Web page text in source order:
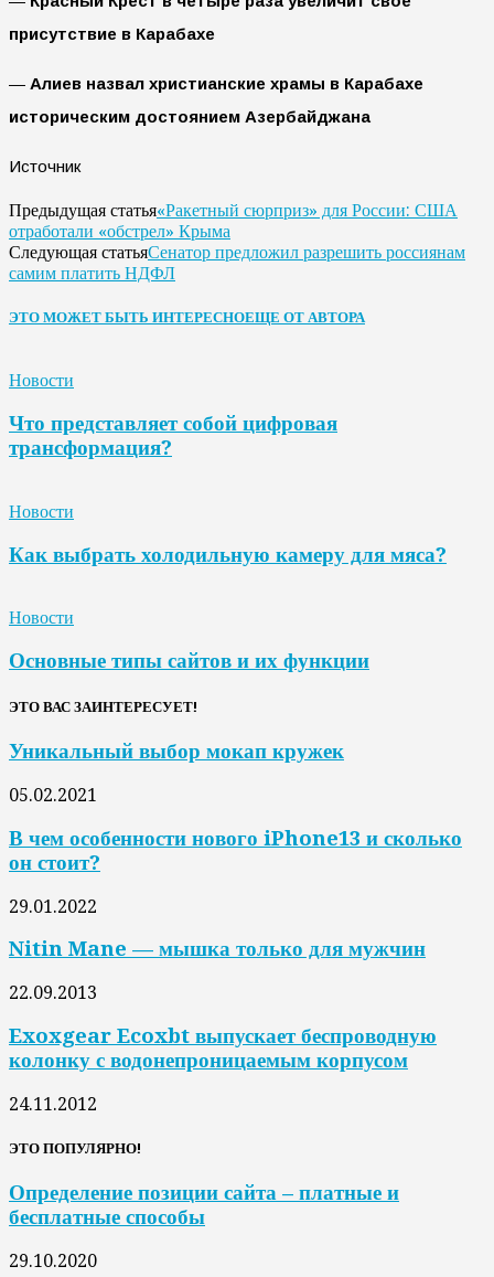
присутствие в Карабахе
— Алиев назвал христианские храмы в Карабахе
историческим достоянием Азербайджана
Источник
Предыдущая статья«Ракетный сюрприз» для России: США
отработали «обстрел» Крыма
Следующая статьяСенатор предложил разрешить россиянам
самим платить НДФЛ
ЭТО МОЖЕТ БЫТЬ ИНТЕРЕСНОЕЩЕ ОТ АВТОРА
Новости
Что представляет собой цифровая
трансформация?
Новости
Как выбрать холодильную камеру для мяса?
Новости
Основные типы сайтов и их функции
ЭТО ВАС ЗАИНТЕРЕСУЕТ!
Уникальный выбор мокап кружек
05.02.2021
В чем особенности нового iPhone13 и сколько
он стоит?
29.01.2022
Nitin Mane — мышка только для мужчин
22.09.2013
Exoxgear Ecoxbt выпускает беспроводную
колонку с водонепроницаемым корпусом
24.11.2012
ЭТО ПОПУЛЯРНО!
Определение позиции сайта – платные и
бесплатные способы
29.10.2020